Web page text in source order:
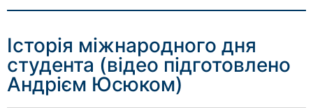
Історія міжнародного дня
студента (відео підготовлено
Андрієм Юсюком)